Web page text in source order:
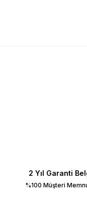
2 Yıl Garanti
%100 Müşteri